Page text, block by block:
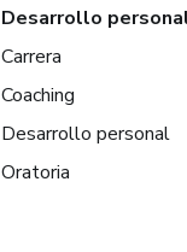
Desarrollo
Carrera
Coaching
Desarrollo personal
Oratoria